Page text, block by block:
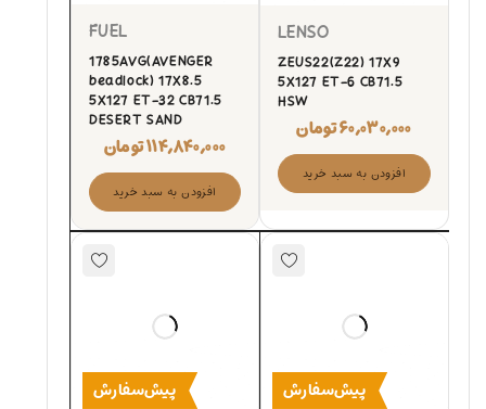
LENSO
ZEUS22(Z22) 17X9
5X127 ET-6 CB71.5
HSW
۶۰,۰۳۰,۰۰۰تومان
افزودن به سبد خرید
FUEL
1785AVG(AVENGER
beadlock) 17X8.5
5X127 ET-32 CB71.5
DESERT SAND
۱۱۴,۸۴۰,۰۰۰تومان
افزودن به سبد خرید
پیش‌سفارش پیش‌سفارش